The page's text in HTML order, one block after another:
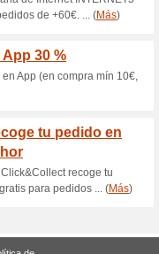
30€
Ofertas
de